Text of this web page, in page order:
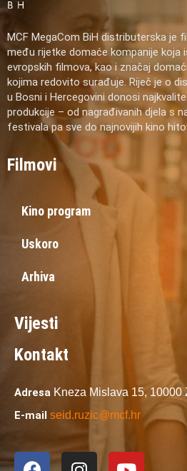
MCF MegaCom BiH distributerska je
među rijetke domaće kompanije
evropskih filmova, kao i značaj
kojima redovito surađuje. Riječ je o
u Bosni i Hercegovini donosi
produkcije – od nagrađivanih djela s
festivala pa sve do najnovijih kino
Filmovi
Kino program
Uskoro
Arhiva
Vijesti
Kontakt
Adresa Kneza Mislava 15, 10000
E-mail seid.ruzic@mcf.hr